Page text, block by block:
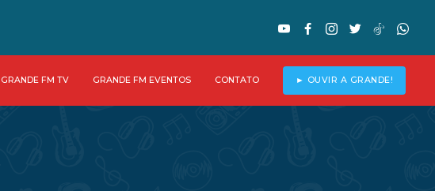
GRANDE FM TV GRANDE FM EVENTOS CONTATO ► OUVIR A GRANDE!